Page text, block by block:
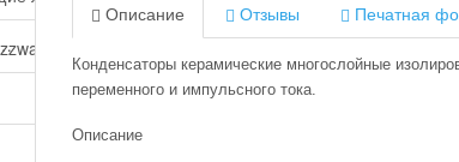
Описание Отзывы Печатная
Конденсаторы керамические многослойные
переменного и импульсного тока.
Описание